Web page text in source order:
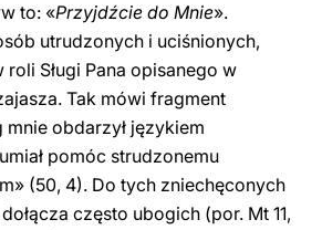
to: «Przyjdźcie do Mnie».
utrudzonych i uciśnionych,
Sługi Pana opisanego w
Tak mówi fragment
mnie obdarzył językiem
pomóc strudzonemu
(50, 4). Do tych zniechęconych
często ubogich (por. Mt 11,